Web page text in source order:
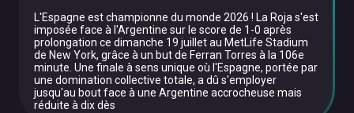
L'Espagne est championne du monde 2026 ! La Roja s'est
imposée face à l'Argentine sur le score de 1-0 après
prolongation ce dimanche 19 juillet au MetLife Stadium
de New York, grâce à un but de Ferran Torres à la 106e
minute. Une finale à sens unique où l'Espagne, portée par
une domination collective totale, a dû s'employer
jusqu'au bout face à une Argentine accrocheuse mais
réduite à dix dès